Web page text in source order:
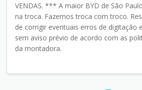
VENDAS. *** A maior BYD de São
na troca. Fazemos troca com troco.
de corrigir eventuais erros de digitação
sem aviso prévio de acordo com as
da montadora.